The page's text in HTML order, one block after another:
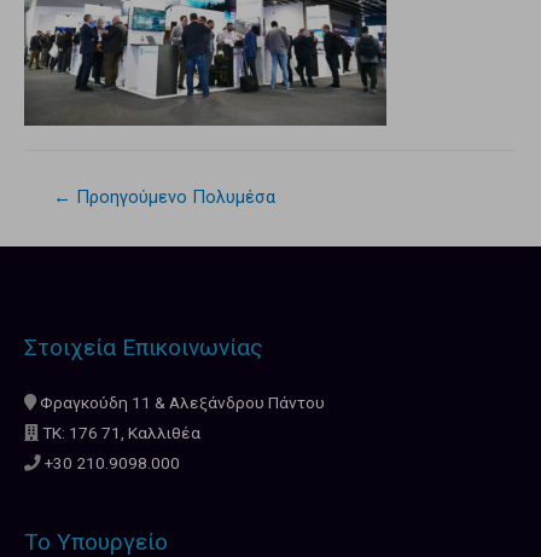
← Προηγούμενο Πολυμέσα
Στοιχεία Επικοινωνίας
Φραγκούδη 11 & Αλεξάνδρου Πάντου
ΤΚ: 176 71, Καλλιθέα
+30 210.9098.000
Το Υπουργείο